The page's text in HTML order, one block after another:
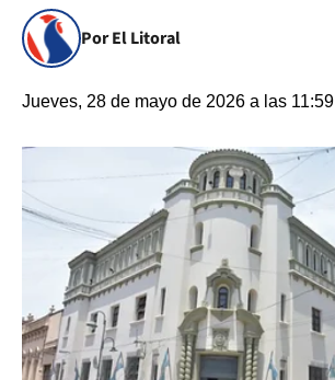
Por El Litoral
Jueves, 28 de mayo de 2026 a las 11:59